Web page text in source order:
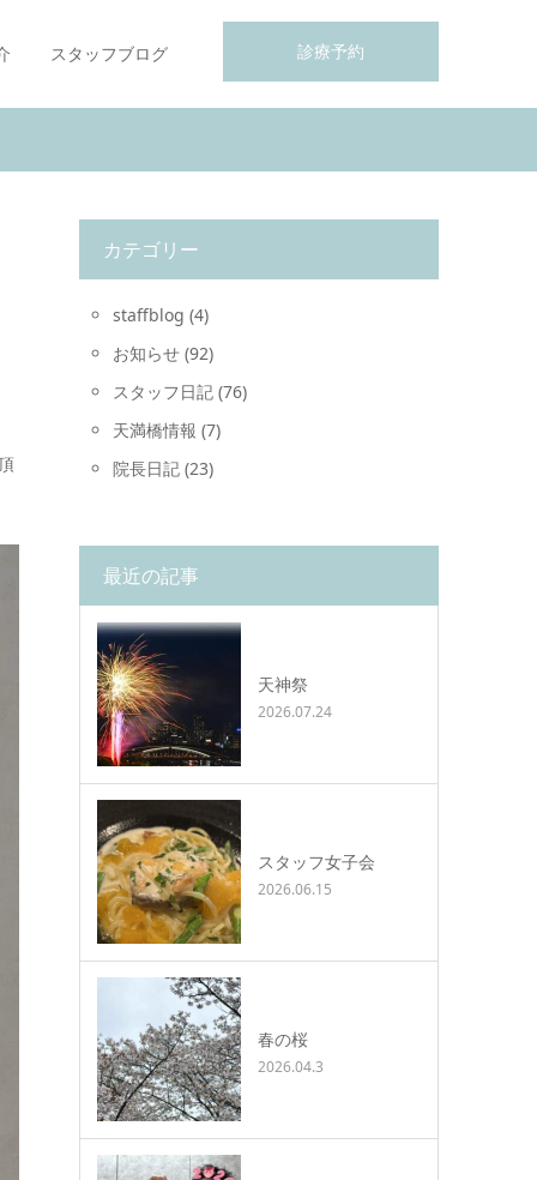
診療予約
スタッフブログ
カテゴリー
staffblog (4)
お知らせ (92)
スタッフ日記 (76)
天満橋情報 (7)
院長日記 (23)
最近の記事
天神祭
2026.07.24
スタッフ女子会
2026.06.15
春の桜
2026.04.3